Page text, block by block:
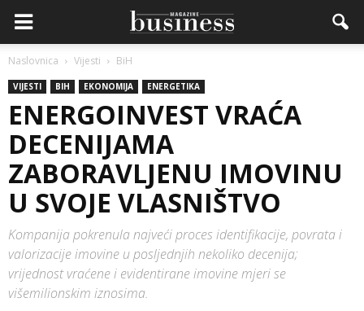
Naslovnica Vijesti BiH
VIJESTI BIH EKONOMIJA ENERGETIKA
ENERGOINVEST VRAĆA
DECENIJAMA
ZABORAVLJENU IMOVINU
U SVOJE VLASNIŠTVO
Kompanija pokrenula najveći proces identifikacije, povrata i
valorizacije imovine u posljednjih nekoliko decenija;
vrijednost vraćene i evidentirane imovine mjeri se
višemilionskim iznosima.